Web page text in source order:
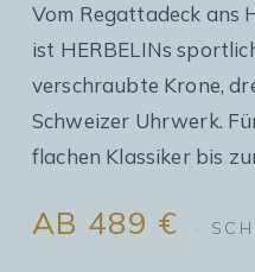
Vom Regattadeck ans
ist HERBELINs
verschraubte Krone,
Schweizer Uhrwerk.
flachen Klassiker bis
AB 489 € ·